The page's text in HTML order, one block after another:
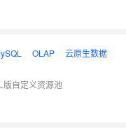
OLAP
云原生数据
版自定义资源池